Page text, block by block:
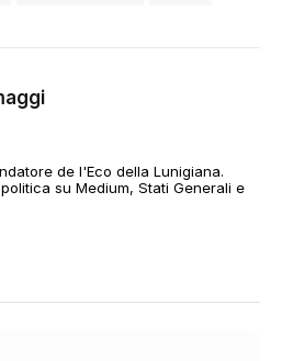
de l'Eco della Lunigiana.
su Medium, Stati Generali e